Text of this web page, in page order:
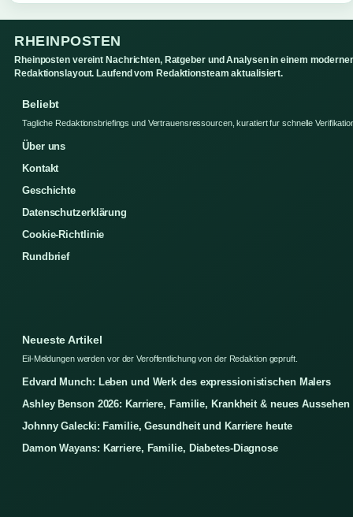
RHEINPOSTEN
Rheinposten vereint Nachrichten, Ratgeber und Analysen in einem
Redaktionslayout. Laufend vom Redaktionsteam aktualisiert.
Beliebt
Tagliche Redaktionsbriefings und Vertrauensressourcen, kuratiert fur schnelle
Über uns
Kontakt
Geschichte
Datenschutzerklärung
Cookie-Richtlinie
Rundbrief
Neueste Artikel
Eil-Meldungen werden vor der Veroffentlichung von der Redaktion gepruft.
Edvard Munch: Leben und Werk des expressionistischen Malers
Ashley Benson 2026: Karriere, Familie, Krankheit & neues Aussehen
Johnny Galecki: Familie, Gesundheit und Karriere heute
Damon Wayans: Karriere, Familie, Diabetes-Diagnose